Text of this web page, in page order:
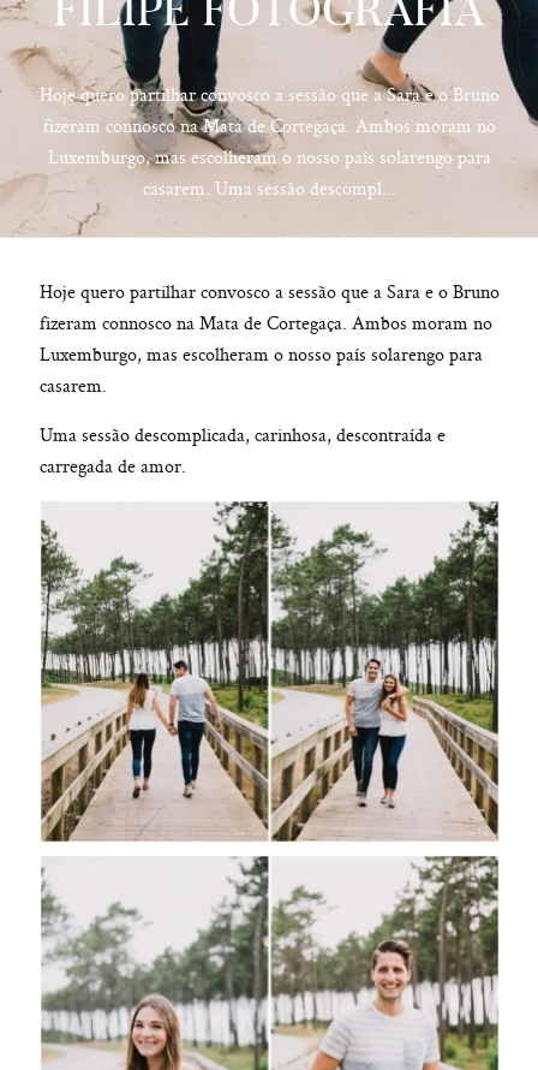
FILIPE FOTOGRAFIA
Hoje quero partilhar convosco a sessão que a Sara e o Bruno
fizeram connosco na Mata de Cortegaça. Ambos moram no
Luxemburgo, mas escolheram o nosso país solarengo para
casarem. Uma sessão descompl...
Hoje quero partilhar convosco a sessão que a Sara e o Bruno
fizeram connosco na Mata de Cortegaça. Ambos moram no
Luxemburgo, mas escolheram o nosso país solarengo para
casarem.
Uma sessão descomplicada, carinhosa, descontraída e
carregada de amor.
hello@pedrofilipefotografia.pt